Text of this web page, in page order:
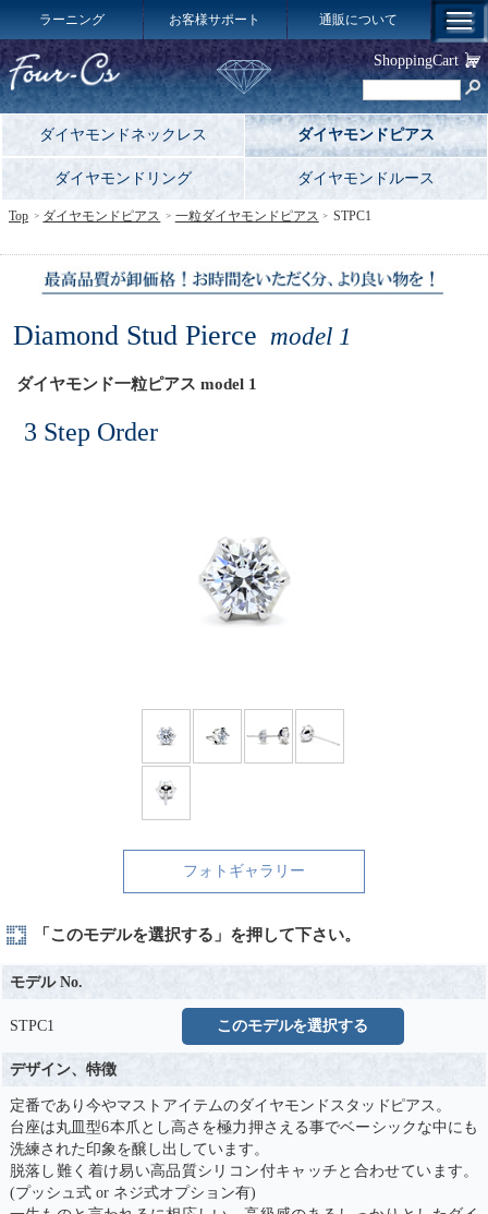
ラーニング お客様サポート 通販について
ダイヤモンドネックレス ダイヤモンドピアス
ダイヤモンドリング ダイヤモンドルース
Diamond Stud Pierce model 1
ダイヤモンド一粒ピアス model 1
3 Step Order
フォトギャラリー
「このモデルを選択する」を押して下さい。
モデル No.
STPC1 このモデルを選択する
デザイン、特徴
定番であり今やマストアイテムのダイヤモンドスタッドピアス。
台座は丸皿型6本爪とし高さを極力押さえる事でベーシックな中にも
洗練された印象を醸し出しています。
脱落し難く着け易い高品質シリコン付キャッチと合わせています。
(プッシュ式 or ネジ式オプション有)
Top ダイヤモンドピアス 一粒ダイヤモンドピアス STPC1
ShoppingCart